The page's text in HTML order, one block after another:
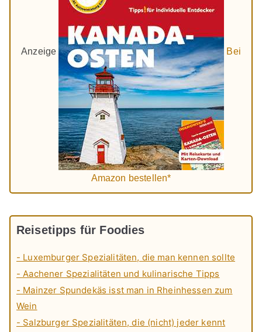
Anzeige Bei
Amazon bestellen*
Reisetipps für Foodies
- Luxemburger Spezialitäten, die man kennen sollte
- Aachener Spezialitäten und kulinarische Tipps
- Mainzer Spundekäs isst man in Rheinhessen zum
Wein
- Salzburger Spezialitäten, die (nicht) jeder kennt